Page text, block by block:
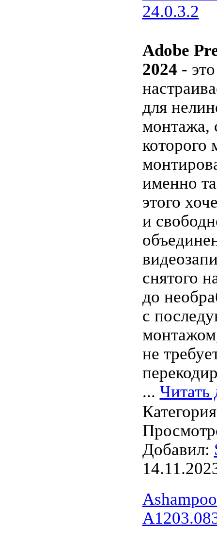
24.0.3.2
Adobe
2024 -
для
которого
именно
этого
и
снятого
до
с
не
... Читать
Добавил: